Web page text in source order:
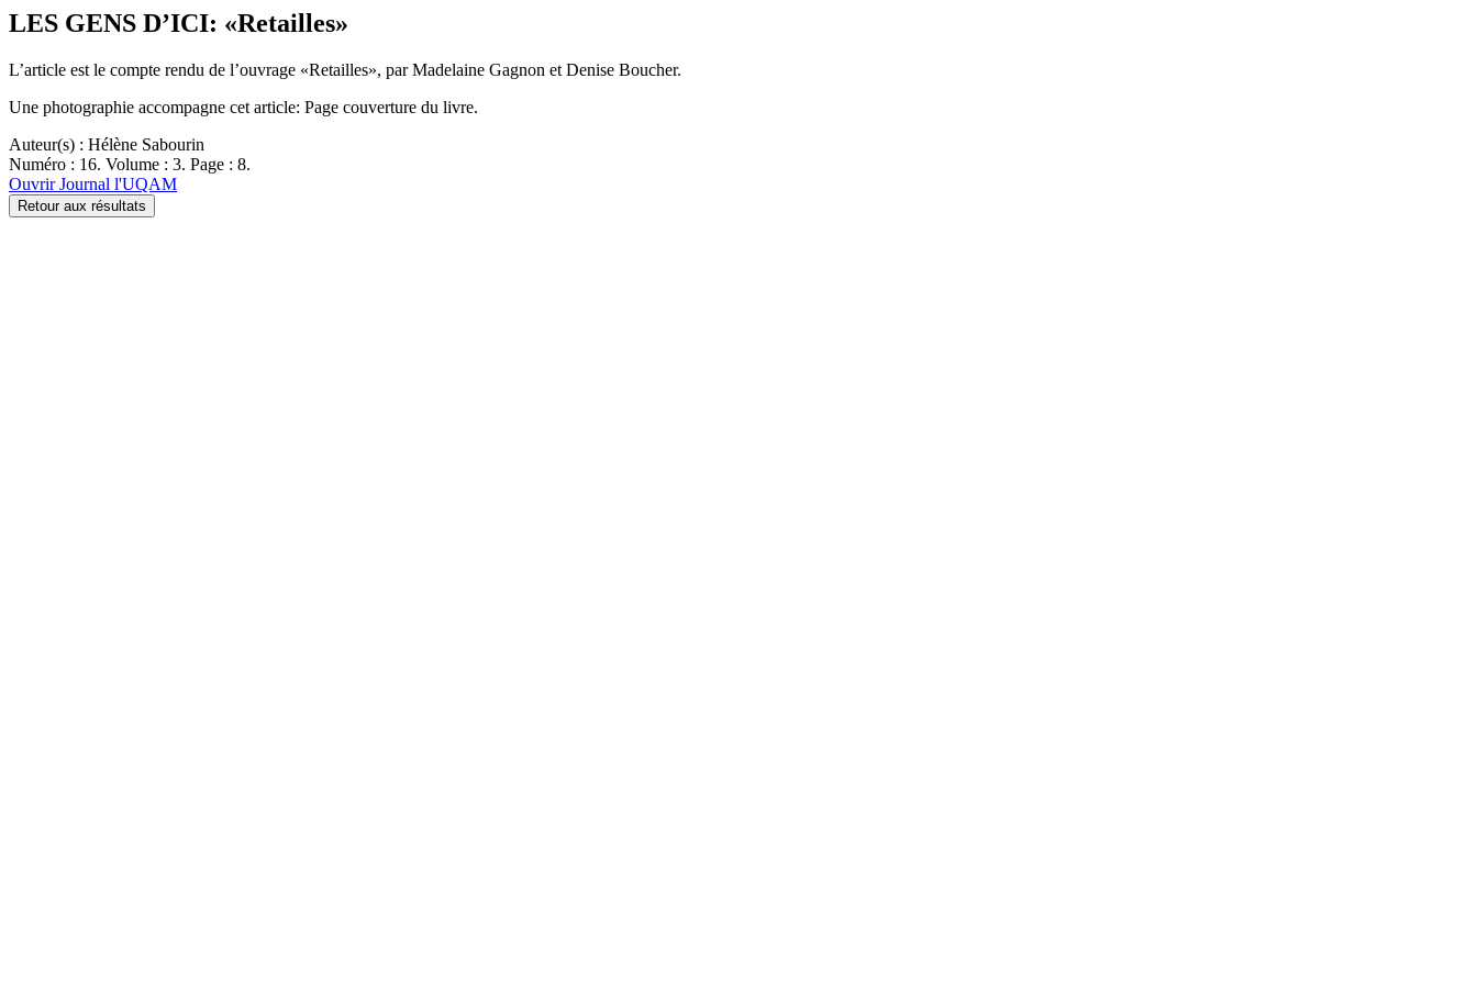
LES GENS D’ICI: «Retailles»
L’article est le compte rendu de l’ouvrage «Retailles», par Madelaine Gagnon et Denise Boucher.
Une photographie accompagne cet article: Page couverture du livre.
Auteur(s) : Hélène Sabourin
Numéro : 16. Volume : 3. Page : 8.
Ouvrir Journal l'UQAM
Retour aux résultats